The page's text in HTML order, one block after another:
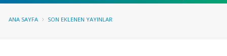
ANA SAYFA SON EKLENEN YAYINLAR